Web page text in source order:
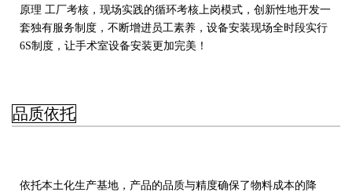
原理 工厂考核，现场实践的循环考核上岗模式，创新性地开发一
套独有服务制度，不断增进员工素养，设备安装现场全时段实行
6S制度，让手术室设备安装更加完美！
品质依托
依托本土化生产基地，产品的品质与精度确保了物料成本的降